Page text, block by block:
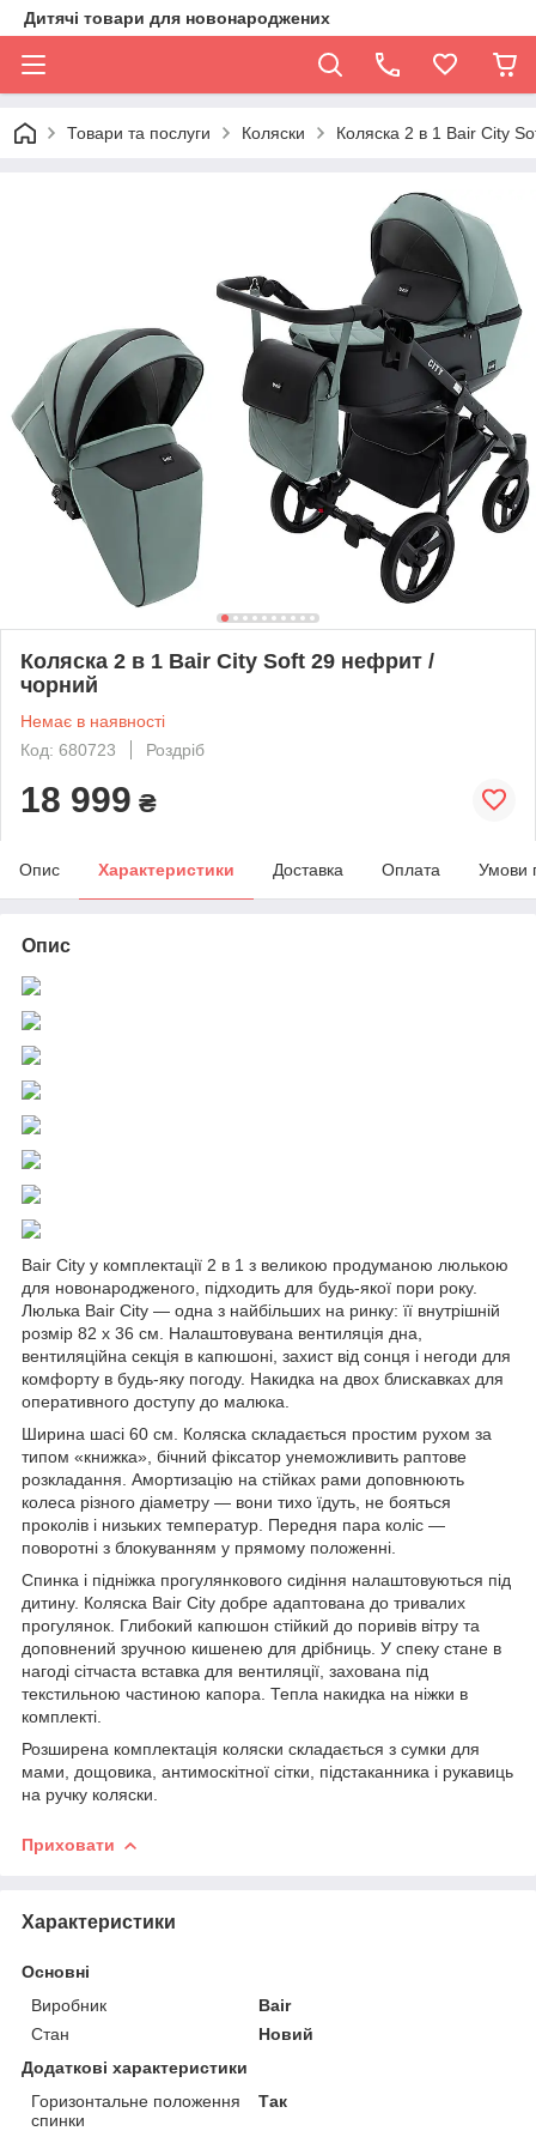
Дитячі товари для новонароджених
Товари та послуги Коляски Коляска 2 в 1 Bair City
Коляска 2 в 1 Bair City Soft 29 нефрит /
чорний
Немає в наявності
Код: 680723
Роздріб
18 999 ₴
Опис Характеристики Доставка Оплата Умови
Опис
Bair City у комплектації 2 в 1 з великою продуманою люлькою
для новонародженого, підходить для будь-якої пори року.
Люлька Bair City — одна з найбільших на ринку: її внутрішній
розмір 82 х 36 см. Налаштовувана вентиляція дна,
вентиляційна секція в капюшоні, захист від сонця і негоди для
комфорту в будь-яку погоду. Накидка на двох блискавках для
оперативного доступу до малюка.
Ширина шасі 60 см. Коляска складається простим рухом за
типом «книжка», бічний фіксатор унеможливить раптове
розкладання. Амортизацію на стійках рами доповнюють
колеса різного діаметру — вони тихо їдуть, не бояться
проколів і низьких температур. Передня пара коліс —
поворотні з блокуванням у прямому положенні.
Спинка і підніжка прогулянкового сидіння налаштовуються під
дитину. Коляска Bair City добре адаптована до тривалих
прогулянок. Глибокий капюшон стійкий до поривів вітру та
доповнений зручною кишенею для дрібниць. У спеку стане в
нагоді сітчаста вставка для вентиляції, захована під
текстильною частиною капора. Тепла накидка на ніжки в
комплекті.
Розширена комплектація коляски складається з сумки для
мами, дощовика, антимоскітної сітки, підстаканника і рукавиць
на ручку коляски.
Приховати
Характеристики
Основні
Виробник
Bair
Стан
Новий
Додаткові характеристики
Горизонтальне положення
спинки
Так